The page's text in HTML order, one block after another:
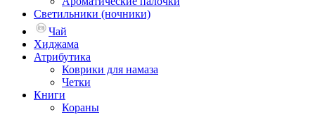
Светильники (ночники)
Чай
Хиджама
Атрибутика
Коврики для намаза
Четки
Книги
Кораны